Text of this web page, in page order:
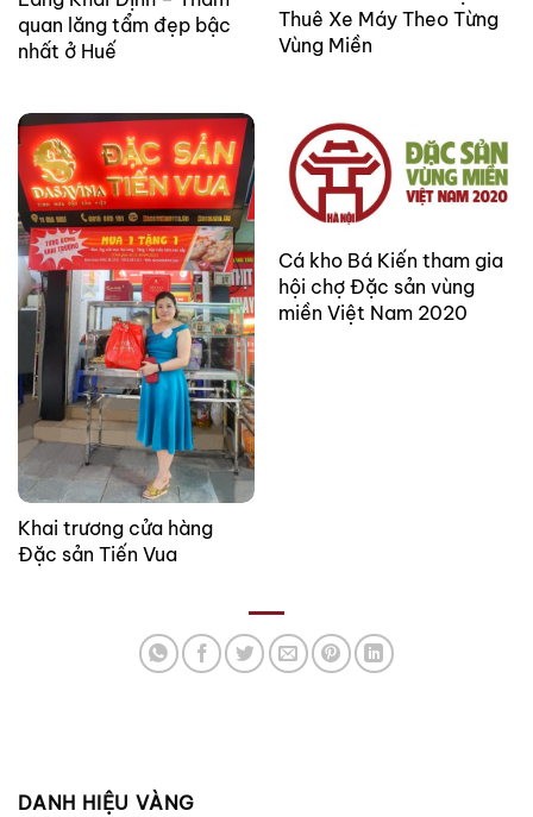
quan lăng tẩm đẹp bậc
nhất ở Huế
Thuê Xe Máy Theo Từng
Vùng Miền
Khai trương cửa hàng
Đặc sản Tiến Vua
Cá kho Bá Kiến tham gia
hội chợ Đặc sản vùng
miền Việt Nam 2020
DANH HIỆU VÀNG